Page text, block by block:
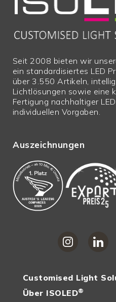
Seit 2008 bieten wir
ein standardisiertes LED
über 3.550 Artikeln,
Lichtlösungen sowie eine
Fertigung nachhaltiger
individuellen Vorgaben.
Auszeichnungen
Customised Light
Über ISOLED®